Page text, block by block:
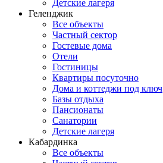
Детские лагеря
Геленджик
Все объекты
Частный сектор
Гостевые дома
Отели
Гостиницы
Квартиры посуточно
Дома и коттеджи под ключ
Базы отдыха
Пансионаты
Санатории
Детские лагеря
Кабардинка
Все объекты